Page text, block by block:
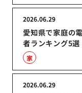
愛知県で家庭の
者ランキング5選
2026.06.29
家
2026.06.29